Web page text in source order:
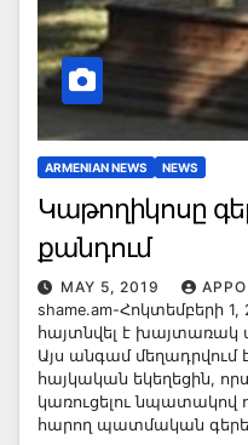
ARMENIAN NEWS NEWS
Կաթողիկոսը
քանդում
MAY 5, 2019
APPO
shame.am-Հոկտեմբերի 1,
հայտնվել է խայտառակ
Այս անգամ
հայկական եկեղեցին,
կառուցելու նպատակով
հարող պատմական